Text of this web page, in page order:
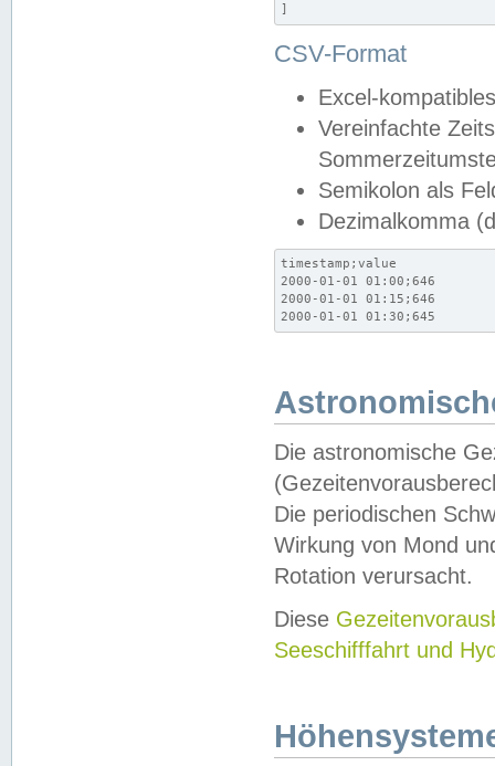
]
CSV-Format
Excel-
Vereinfachte
Semikolon als
Dezimalkomma
timestamp;value
2000-01-01 01:00;646
2000-01-01 01:15;646
2000-01-01 01:30;645
Die astronomische
Die periodischen
Wirkung von Mond
Rotation verursacht.
Diese
Seeschifffahrt und